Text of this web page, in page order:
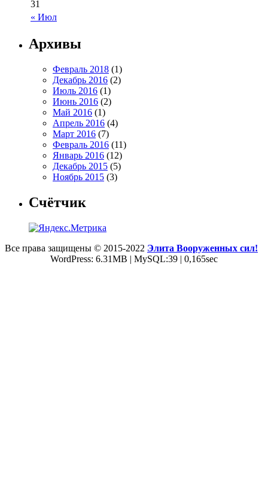
« Июл
31
Архивы
Февраль 2018 (1)
Декабрь 2016 (2)
Июль 2016 (1)
Июнь 2016 (2)
Май 2016 (1)
Апрель 2016 (4)
Март 2016 (7)
Февраль 2016 (11)
Январь 2016 (12)
Декабрь 2015 (5)
Ноябрь 2015 (3)
Счётчик
Все права защищены © 2015-2022 Элита Вооруженных сил!
WordPress: 6.31MB | MySQL:39 | 0,165sec